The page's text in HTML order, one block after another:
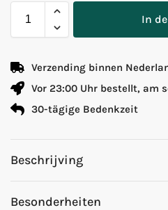
In
Verzending binnen
Vor 23:00 Uhr bestellt, am
30-tägige Bedenkzeit
Beschrijving
Besonderheiten